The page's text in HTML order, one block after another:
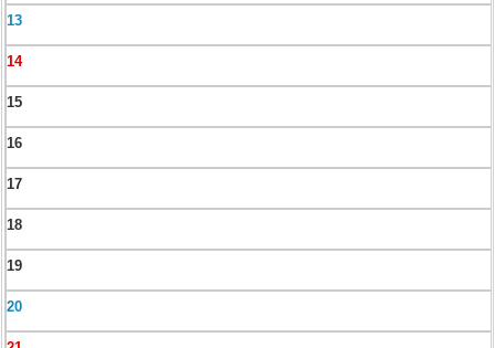
13
14
15
16
17
18
19
20